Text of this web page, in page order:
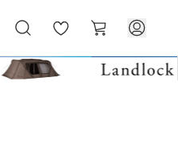
気
に
ー
ト